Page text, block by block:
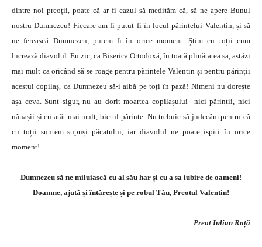
dintre noi preoții, poate că ar fi cazul să medităm că, să ne apere Bunul
nostru Dumnezeu! Fiecare am fi putut fi în locul părintelui Valentin, și să
ne ferească Dumnezeu, putem fi în orice moment. Știm cu toții cum
lucrează diavolul. Eu zic, ca Biserica Ortodoxă, în toată plinătatea sa, astăzi
mai mult ca oricând să se roage pentru părintele Valentin și pentru părinții
acestui copilaș, ca Dumnezeu să-i aibă pe toți în pază! Nimeni nu dorește
așa ceva. Sunt sigur, nu au dorit moartea copilașului nici părinții, nici
nănașii și cu atât mai mult, bietul părinte. Nu trebuie să judecăm pentru că
cu toții suntem supuși păcatului, iar diavolul ne poate ispiti în orice
moment!
Dumnezeu să ne miluiască cu al său har și cu a sa iubire de oameni!
Doamne, ajută și întărește și pe robul Tău, Preotul Valentin!
Preot Iulian Rață